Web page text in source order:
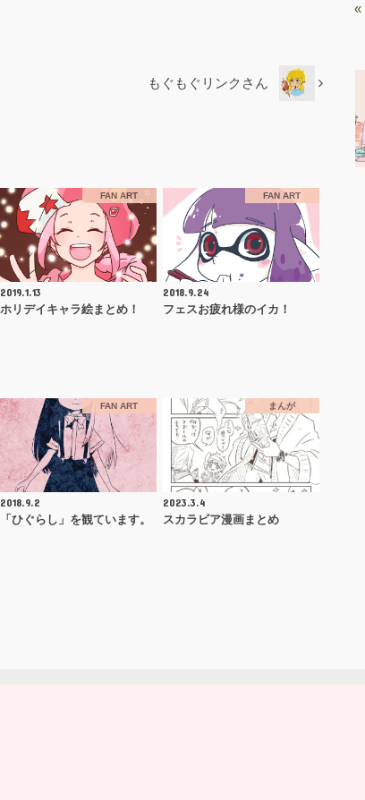
もぐもぐリンクさん
FAN ART
2019.1.13
ホリデイキャラ絵まとめ！
FAN ART
2018.9.24
フェスお疲れ様のイカ！
FAN ART
2018.9.2
「ひぐらし」を観ています。
まんが
2023.3.4
スカラビア漫画まとめ
«